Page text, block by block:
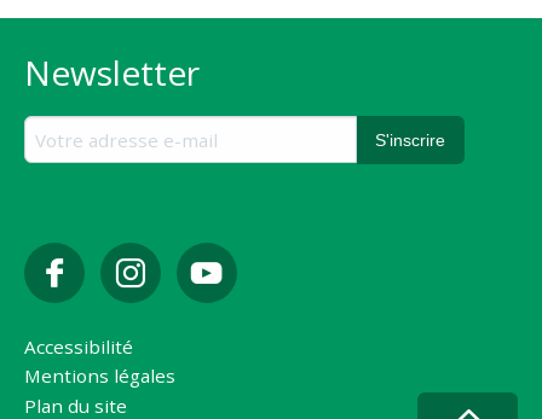
Newsletter
Accessibilité
Mentions légales
Plan du site